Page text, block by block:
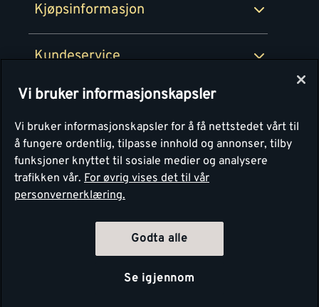
Kjøpsinformasjon
Kundeservice
Montér
Personvern
Vi bruker informasjonskapsler
Vi bruker informasjonskapsler for å få nettstedet vårt til
å fungere ordentlig, tilpasse innhold og annonser, tilby
funksjoner knyttet til sosiale medier og analysere
trafikken vår. For øvrig vises det til vår
personvernerklæring.
Godta alle
Se igjennom